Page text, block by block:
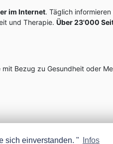
im Internet. Täglich
und Therapie. Über 23'000
Bezug zu Gesundheit oder
sich einverstanden. " Infos